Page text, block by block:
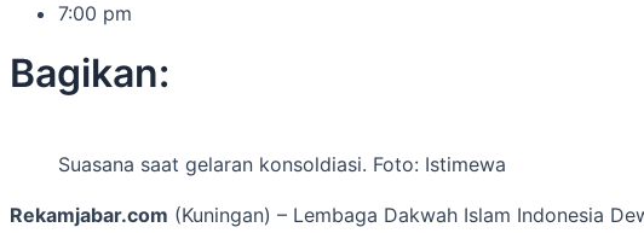
7:00 pm
Bagikan:
Suasana saat gelaran konsoldiasi. Foto: Istimewa
Rekamjabar.com (Kuningan) – Lembaga Dakwah Islam Indonesia